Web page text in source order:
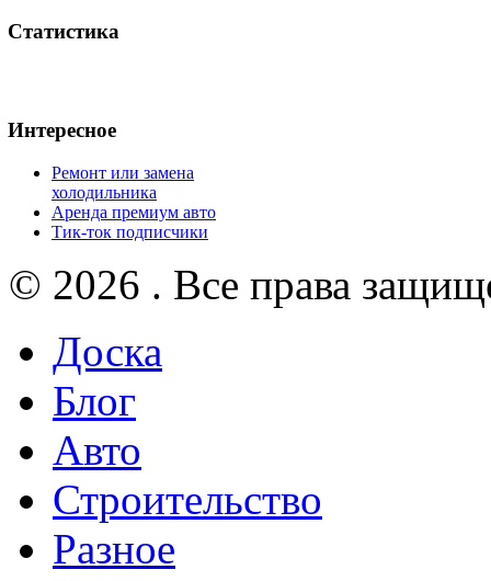
Статистика
Интересное
Ремонт или замена
холодильника
Аренда премиум авто
Тик-ток подписчики
© 2026 . Все права
Доска
Блог
Авто
Строительство
Разное